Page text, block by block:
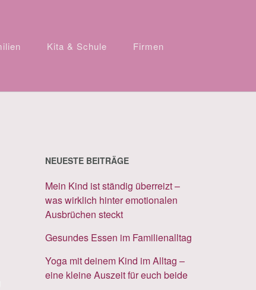
Kita & Schule Firmen
NEUESTE BEITRÄGE
Mein Kind ist ständig überreizt –
was wirklich hinter emotionalen
Ausbrüchen steckt
Gesundes Essen im Familienalltag
Yoga mit deinem Kind im Alltag –
eine kleine Auszeit für euch beide